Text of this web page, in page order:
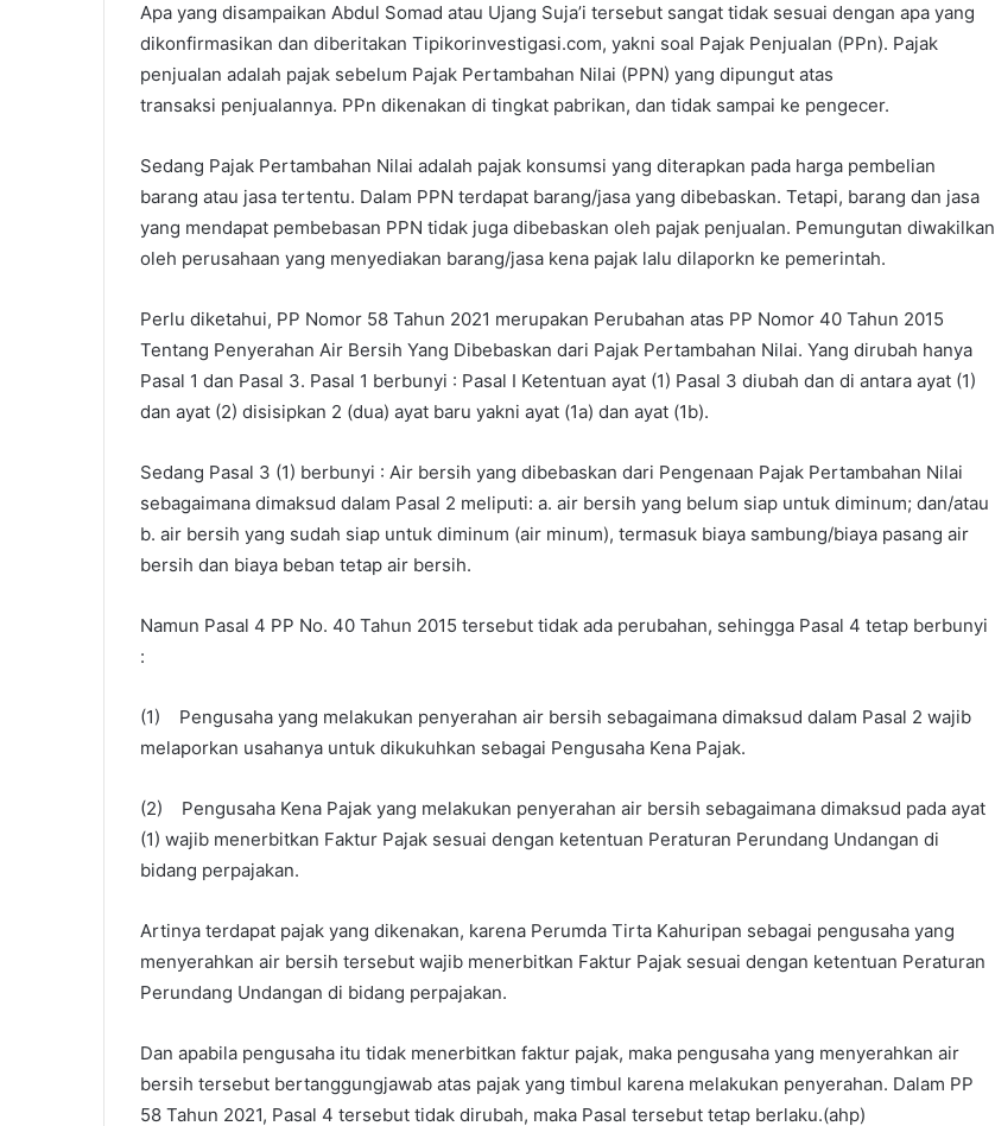
Apa yang disampaikan Abdul Somad atau Ujang Suja’i tersebut sangat tidak sesuai dengan apa yang
dikonfirmasikan dan diberitakan Tipikorinvestigasi.com, yakni soal Pajak Penjualan (PPn). Pajak
penjualan adalah pajak sebelum Pajak Pertambahan Nilai (PPN) yang dipungut atas
transaksi penjualannya. PPn dikenakan di tingkat pabrikan, dan tidak sampai ke pengecer.
Sedang Pajak Pertambahan Nilai adalah pajak konsumsi yang diterapkan pada harga pembelian
barang atau jasa tertentu. Dalam PPN terdapat barang/jasa yang dibebaskan. Tetapi, barang dan jasa
yang mendapat pembebasan PPN tidak juga dibebaskan oleh pajak penjualan. Pemungutan diwakilkan
oleh perusahaan yang menyediakan barang/jasa kena pajak lalu dilaporkn ke pemerintah.
Perlu diketahui, PP Nomor 58 Tahun 2021 merupakan Perubahan atas PP Nomor 40 Tahun 2015
Tentang Penyerahan Air Bersih Yang Dibebaskan dari Pajak Pertambahan Nilai. Yang dirubah hanya
Pasal 1 dan Pasal 3. Pasal 1 berbunyi : Pasal I Ketentuan ayat (1) Pasal 3 diubah dan di antara ayat (1)
dan ayat (2) disisipkan 2 (dua) ayat baru yakni ayat (1a) dan ayat (1b).
Sedang Pasal 3 (1) berbunyi : Air bersih yang dibebaskan dari Pengenaan Pajak Pertambahan Nilai
sebagaimana dimaksud dalam Pasal 2 meliputi: a. air bersih yang belum siap untuk diminum; dan/atau
b. air bersih yang sudah siap untuk diminum (air minum), termasuk biaya sambung/biaya pasang air
bersih dan biaya beban tetap air bersih.
Namun Pasal 4 PP No. 40 Tahun 2015 tersebut tidak ada perubahan, sehingga Pasal 4 tetap berbunyi
:
(1) Pengusaha yang melakukan penyerahan air bersih sebagaimana dimaksud dalam Pasal 2 wajib
melaporkan usahanya untuk dikukuhkan sebagai Pengusaha Kena Pajak.
(2) Pengusaha Kena Pajak yang melakukan penyerahan air bersih sebagaimana dimaksud pada ayat
(1) wajib menerbitkan Faktur Pajak sesuai dengan ketentuan Peraturan Perundang Undangan di
bidang perpajakan.
Artinya terdapat pajak yang dikenakan, karena Perumda Tirta Kahuripan sebagai pengusaha yang
menyerahkan air bersih tersebut wajib menerbitkan Faktur Pajak sesuai dengan ketentuan Peraturan
Perundang Undangan di bidang perpajakan.
Dan apabila pengusaha itu tidak menerbitkan faktur pajak, maka pengusaha yang menyerahkan air
bersih tersebut bertanggungjawab atas pajak yang timbul karena melakukan penyerahan. Dalam PP
58 Tahun 2021, Pasal 4 tersebut tidak dirubah, maka Pasal tersebut tetap berlaku.(ahp)